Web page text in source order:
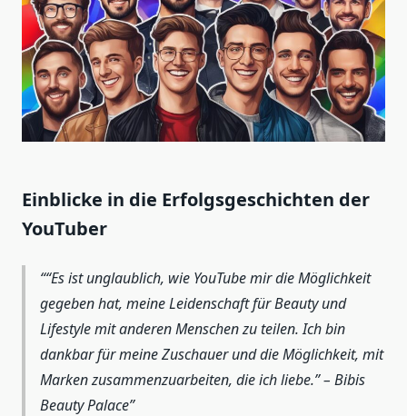
Einblicke in die Erfolgsgeschichten der
YouTuber
“Es ist unglaublich, wie YouTube mir die Möglichkeit
gegeben hat, meine Leidenschaft für Beauty und
Lifestyle mit anderen Menschen zu teilen. Ich bin
dankbar für meine Zuschauer und die Möglichkeit, mit
Marken zusammenzuarbeiten, die ich liebe.” – Bibis
Beauty Palace